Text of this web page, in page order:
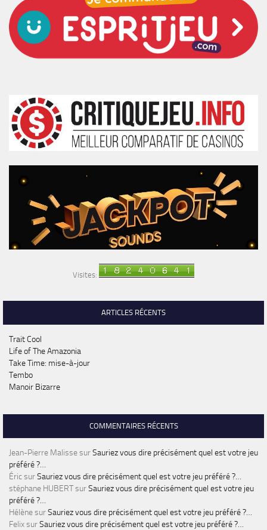
Visites:
ARTICLES RÉCENTS
Trait Cool
Life of The Amazonia
Take Time: mise-à-jour
Tembo
Manoir Bizarre
COMMENTAIRES RÉCENTS
Jean-Pierre MalissesurSauriez vous dire précisément quel est votre jeu
préféré ?…
ÉricsurSauriez vous dire précisément quel est votre jeu préféré ?…
stéphane HUBERTsurSauriez vous dire précisément quel est votre jeu
préféré ?…
HélènesurSauriez vous dire précisément quel est votre jeu préféré ?…
FelixsurSauriez vous dire précisément quel est votre jeu préféré ?…